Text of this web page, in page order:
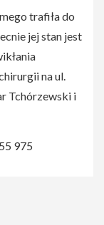
trafiła do
jej stan jest
na ul.
Tchórzewski i
975